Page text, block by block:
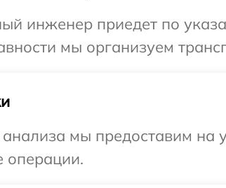
инженер приедет по
мы организуем
мы предоставим на
операции.